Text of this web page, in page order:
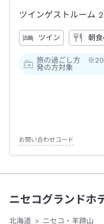
ツインゲストルーム
ツイン 朝
旅の過ごし方
発の方対象
お問い合わせコード
ニセコグランドホ
北海道 ニセコ・羊蹄山